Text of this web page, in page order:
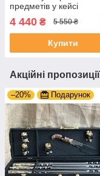
предметів у кейсі
4 440 ₴ 5 550 ₴
Купити
Акційні
–20% Подарунок